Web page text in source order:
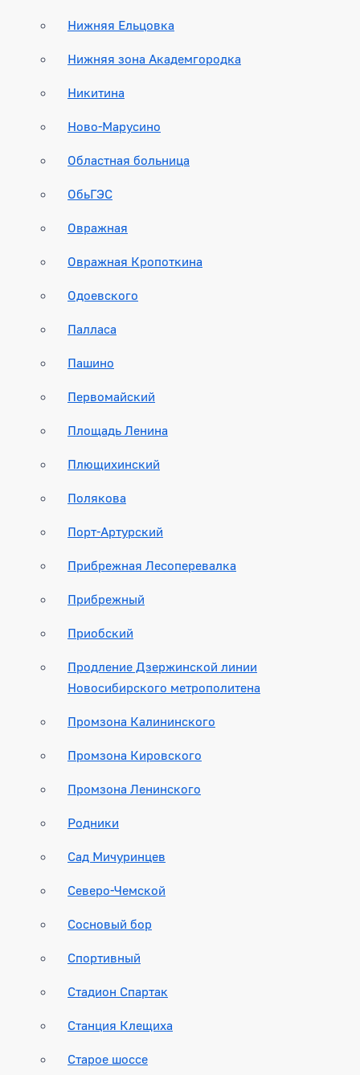
Нижняя Ельцовка
Нижняя зона Академгородка
Никитина
Ново-Марусино
Областная больница
ОбьГЭС
Овражная
Овражная Кропоткина
Одоевского
Палласа
Пашино
Первомайский
Площадь Ленина
Плющихинский
Полякова
Порт-Артурский
Прибрежная Лесоперевалка
Прибрежный
Приобский
Продление Дзержинской линии
Новосибирского метрополитена
Промзона Калининского
Промзона Кировского
Промзона Ленинского
Родники
Сад Мичуринцев
Северо-Чемской
Сосновый бор
Спортивный
Стадион Спартак
Станция Клещиха
Старое шоссе